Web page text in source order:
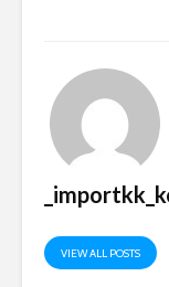
VIEW ALL POSTS